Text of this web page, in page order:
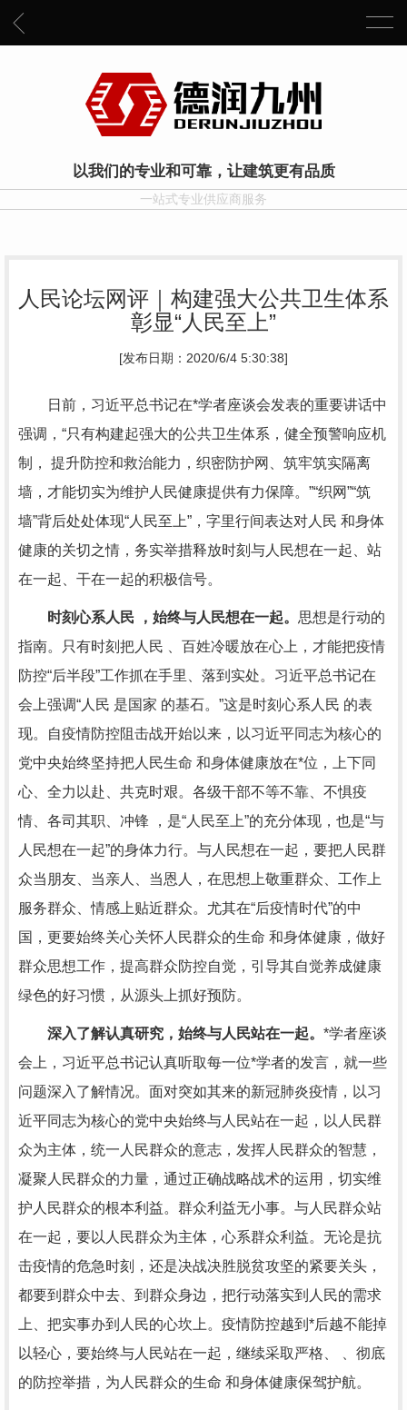
以我们的专业和可靠，让建筑更有品质
一站式专业供应商服务
人民论坛网评｜构建强大公共卫生体系
彰显“人民至上”
[发布日期：2020/6/4 5:30:38]
日前，习近平总书记在*学者座谈会发表的重要讲话中
强调，“只有构建起强大的公共卫生体系，健全预警响应机
制， 提升防控和救治能力，织密防护网、筑牢筑实隔离
墙，才能切实为维护人民健康提供有力保障。”“织网”“筑
墙”背后处处体现“人民至上”，字里行间表达对人民 和身体
健康的关切之情，务实举措释放时刻与人民想在一起、站
在一起、干在一起的积极信号。
时刻心系人民 ，始终与人民想在一起。 思想是行动的
指南。只有时刻把人民 、百姓冷暖放在心上，才能把疫情
防控“后半段”工作抓在手里、落到实处。习近平总书记在
会上强调“人民 是国家 的基石。”这是时刻心系人民 的表
现。自疫情防控阻击战开始以来，以习近平同志为核心的
党中央始终坚持把人民生命 和身体健康放在*位，上下同
心、全力以赴、共克时艰。各级干部不等不靠、不惧疫
情、各司其职、冲锋 ，是“人民至上”的充分体现，也是“与
人民想在一起”的身体力行。与人民想在一起，要把人民群
众当朋友、当亲人、当恩人，在思想上敬重群众、工作上
服务群众、情感上贴近群众。尤其在“后疫情时代”的中
国，更要始终关心关怀人民群众的生命 和身体健康，做好
群众思想工作，提高群众防控自觉，引导其自觉养成健康
绿色的好习惯，从源头上抓好预防。
深入了解认真研究，始终与人民站在一起。 *学者座谈
会上，习近平总书记认真听取每一位*学者的发言，就一些
问题深入了解情况。面对突如其来的新冠肺炎疫情，以习
近平同志为核心的党中央始终与人民站在一起，以人民群
众为主体，统一人民群众的意志，发挥人民群众的智慧，
凝聚人民群众的力量，通过正确战略战术的运用，切实维
护人民群众的根本利益。群众利益无小事。与人民群众站
在一起，要以人民群众为主体，心系群众利益。无论是抗
击疫情的危急时刻，还是决战决胜脱贫攻坚的紧要关头，
都要到群众中去、到群众身边，把行动落实到人民的需求
上、把实事办到人民的心坎上。疫情防控越到*后越不能掉
以轻心，要始终与人民站在一起，继续采取严格、 、彻底
的防控举措，为人民群众的生命 和身体健康保驾护航。